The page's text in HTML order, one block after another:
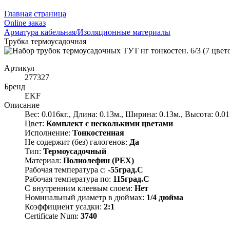
Главная страница
Оnline заказ
Арматура кабельная/Изоляционные материалы
Трубка термоусадочная
Артикул
277327
Бренд
EKF
Описание
Вес: 0.016кг., Длина: 0.13м., Ширина: 0.13м., Высота:
Цвет: Комплект с несколькими цветами
Исполнение: Тонкостенная
Не содержит (без) галогенов: Да
Тип: Термоусадочный
Материал: Полиолефин (PEX)
Рабочая температура с: -55град.C
Рабочая температура по: 115град.C
С внутренним клеевым слоем: Нет
Номинальный диаметр в дюймах: 1/4 дюйма
Коэффициент усадки: 2:1
Certificate Num: 3740